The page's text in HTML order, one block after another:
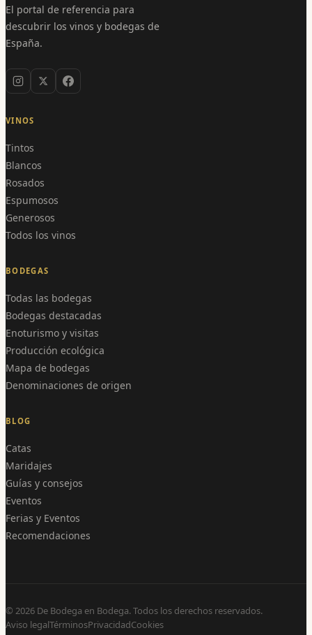
El portal de referencia para
descubrir los vinos y bodegas de
España.
VINOS
Tintos
Blancos
Rosados
Espumosos
Generosos
Todos los vinos
BODEGAS
Todas las bodegas
Bodegas destacadas
Enoturismo y visitas
Producción ecológica
Mapa de bodegas
Denominaciones de origen
BLOG
Catas
Maridajes
Guías y consejos
Eventos
Ferias y Eventos
Recomendaciones
© 2026 De Bodega en Bodega. Todos los derechos reservados.
Aviso legalTérminosPrivacidadCookies